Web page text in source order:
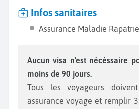
Infos sanitaires
Assurance Maladie
Aucun visa n'est nécéssaire pour un séjour de
moins de 90 jours.
Tous les voyageurs
assurance voyage et remplir